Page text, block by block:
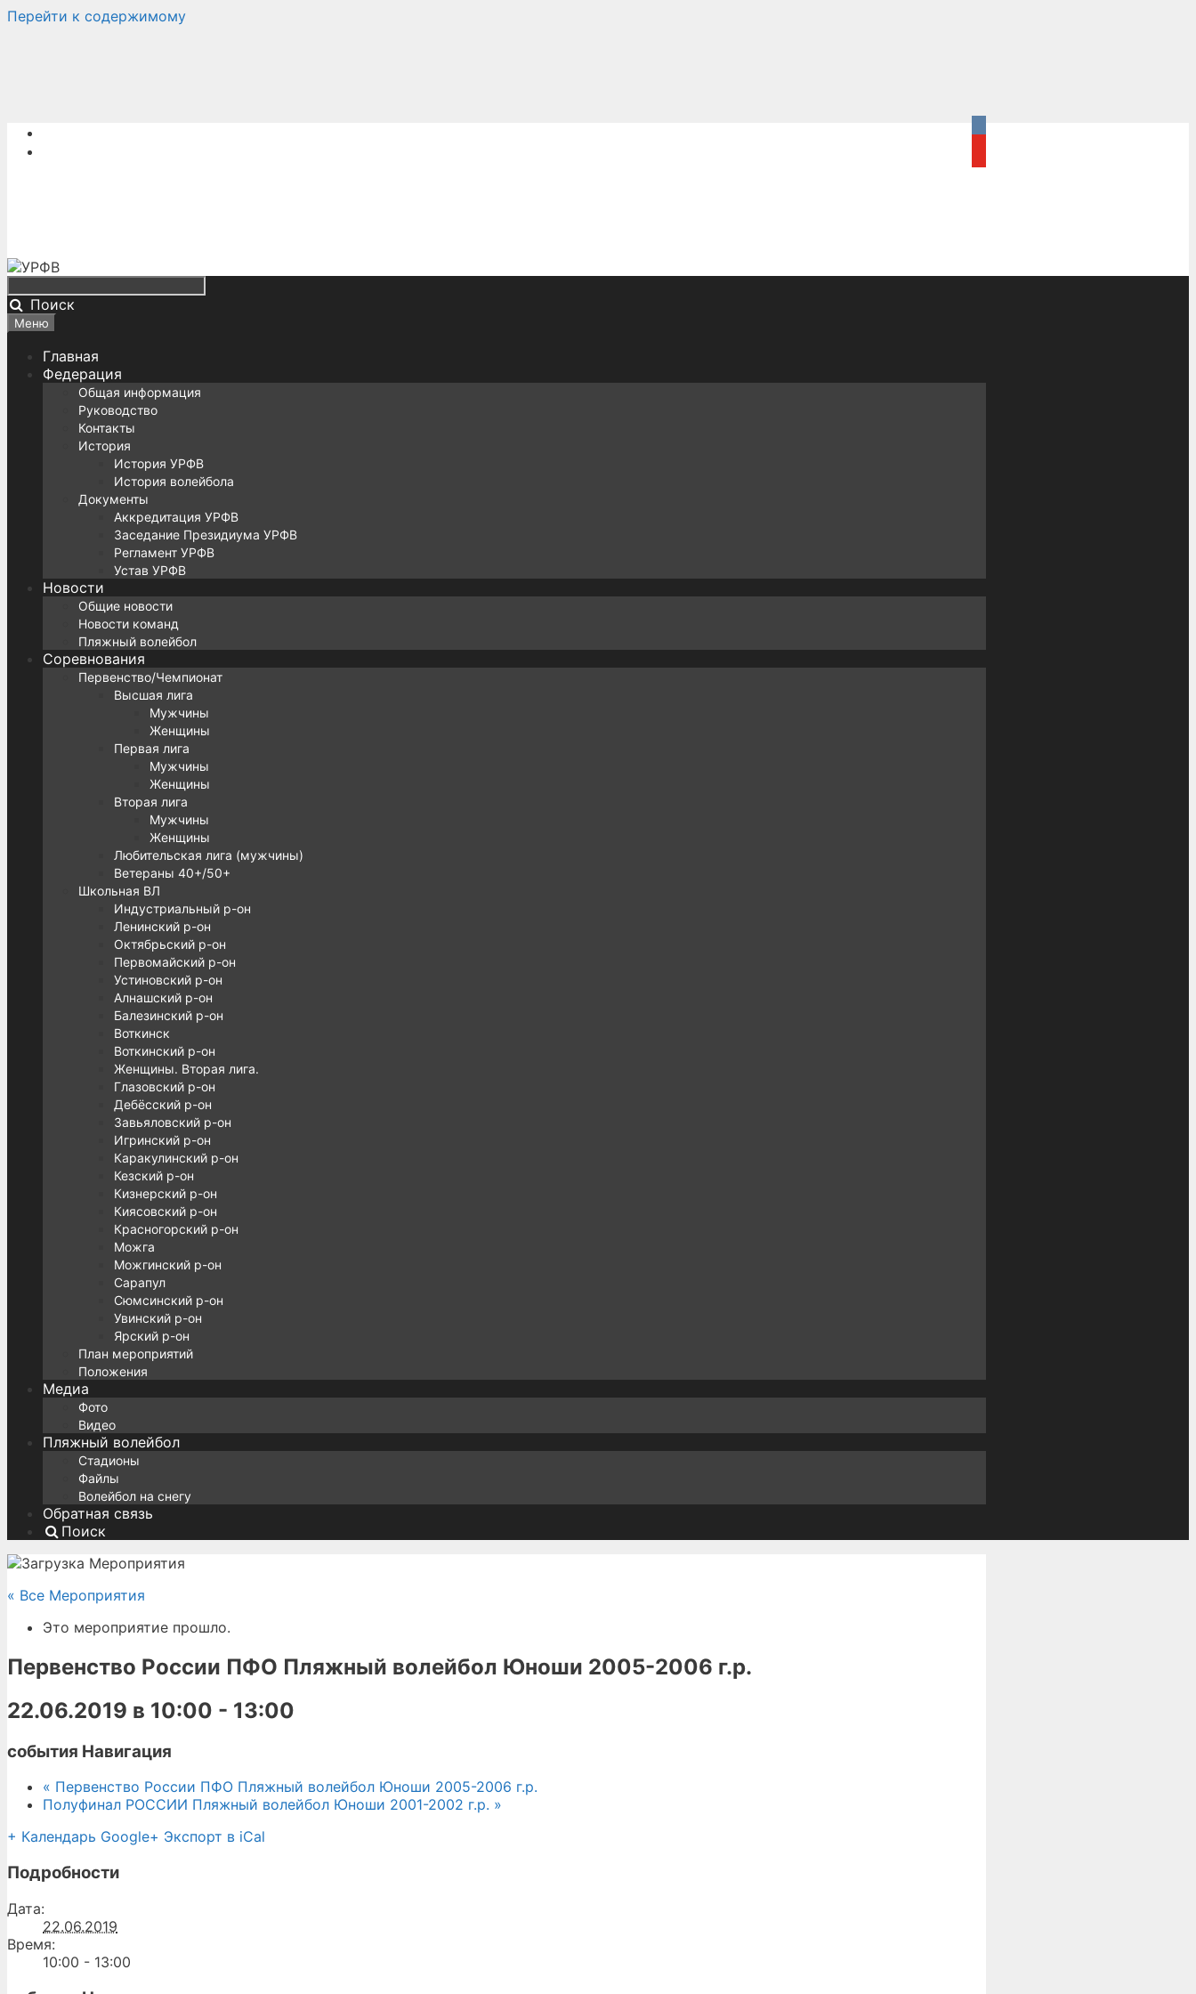
Перейти к содержимому
Поиск
Меню
Главная
Федерация
Общая информация
Руководство
Контакты
История
История УРФВ
История волейбола
Документы
Аккредитация УРФВ
Заседание Президиума УРФВ
Регламент УРФВ
Устав УРФВ
Новости
Общие новости
Новости команд
Пляжный волейбол
Соревнования
Первенство/Чемпионат
Высшая лига
Мужчины
Женщины
Первая лига
Мужчины
Женщины
Вторая лига
Мужчины
Женщины
Любительская лига (мужчины)
Ветераны 40+/50+
Школьная ВЛ
Индустриальный р-он
Ленинский р-он
Октябрьский р-он
Первомайский р-он
Устиновский р-он
Алнашский р-он
Балезинский р-он
Воткинск
Воткинский р-он
Женщины. Вторая лига.
Глазовский р-он
Дебёсский р-он
Завьяловский р-он
Игринский р-он
Каракулинский р-он
Кезский р-он
Кизнерский р-он
Киясовский р-он
Красногорский р-он
Можга
Можгинский р-он
Сарапул
Сюмсинский р-он
Увинский р-он
Ярский р-он
План мероприятий
Положения
Медиа
Фото
Видео
Пляжный волейбол
Стадионы
Файлы
Волейбол на снегу
Обратная связь
Поиск
« Все Мероприятия
Это мероприятие прошло.
Первенство России ПФО Пляжный волейбол Юноши 2005-2006 г.р.
22.06.2019 в 10:00 - 13:00
события Навигация
« Первенство России ПФО Пляжный волейбол Юноши 2005-2006 г.р.
Полуфинал РОССИИ Пляжный волейбол Юноши 2001-2002 г.р. »
+ Календарь Google+ Экспорт в iCal
Подробности
Дата:
22.06.2019
Время:
10:00 - 13:00